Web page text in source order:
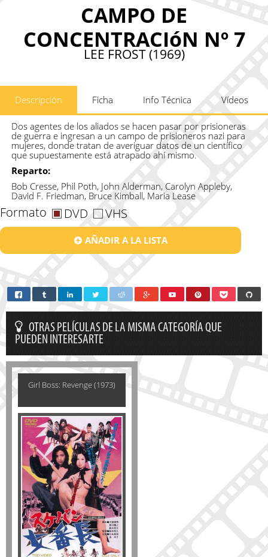
CAMPO DE
CONCENTRACIóN Nº 7
LEE FROST (1969)
Descripción Ficha Info Técnica Vídeos
Dos agentes de los aliados se hacen pasar por prisioneras
de guerra e ingresan a un campo de prisioneros nazi para
mujeres, donde tratan de averiguar datos de un científico
que supuestamente está atrapado ahí mismo.
Reparto:
Bob Cresse, Phil Poth, John Alderman, Carolyn Appleby,
David F. Friedman, Bruce Kimball, Maria Lease
Formato DVD VHS
AÑADIR A LA LISTA
OTRAS PELÍCULAS DE LA MISMA CATEGORÍA QUE
PUEDEN INTERESARTE
Girl Boss: Revenge (1973)